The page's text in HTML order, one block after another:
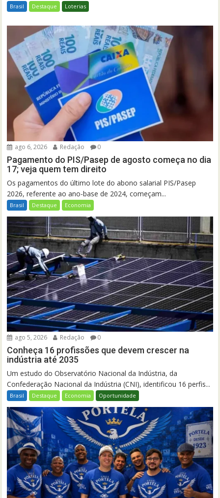
Brasil Destaque Loterias
ago 6, 2026 Redação 0
Pagamento do PIS/Pasep de agosto começa no dia
17; veja quem tem direito
Os pagamentos do último lote do abono salarial PIS/Pasep
2026, referente ao ano-base de 2024, começam...
Brasil Destaque Economia
ago 5, 2026 Redação 0
Conheça 16 profissões que devem crescer na
indústria até 2035
Um estudo do Observatório Nacional da Indústria, da
Confederação Nacional da Indústria (CNI), identificou 16 perfis...
Brasil Destaque Economia Oportunidade